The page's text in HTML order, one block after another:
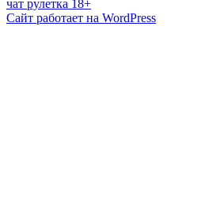
чат рулетка 18+
Сайт работает на WordPress